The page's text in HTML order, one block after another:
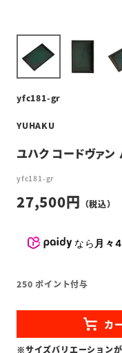
yfc181-gr
YUHAKU
ユハク コードヴァン
yfc181-gr
27,500
なら 月々
250 ポイント付与
※サイズバリエーションが